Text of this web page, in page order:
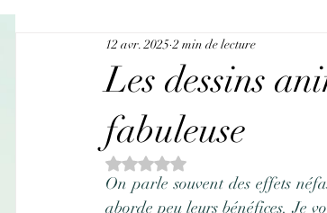
Les dessins
fabuleuse
12 avr. 2025 2 min de lecture
Noté NaN étoiles sur 5.
On parle souvent des effets
aborde peu leurs bénéfices. Je